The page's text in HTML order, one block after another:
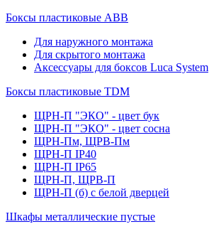
Боксы пластиковые ABB
Для наружного монтажа
Для скрытого монтажа
Аксессуары для боксов Luca System
Боксы пластиковые TDM
ЩРН-П "ЭКО" - цвет бук
ЩРН-П "ЭКО" - цвет сосна
ЩРН-Пм, ЩРВ-Пм
ЩРН-П IP40
ЩРН-П IP65
ЩРН-П, ЩРВ-П
ЩРН-П (б) с белой дверцей
Шкафы металлические пустые